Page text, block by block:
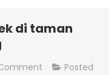
di taman
On
Posted